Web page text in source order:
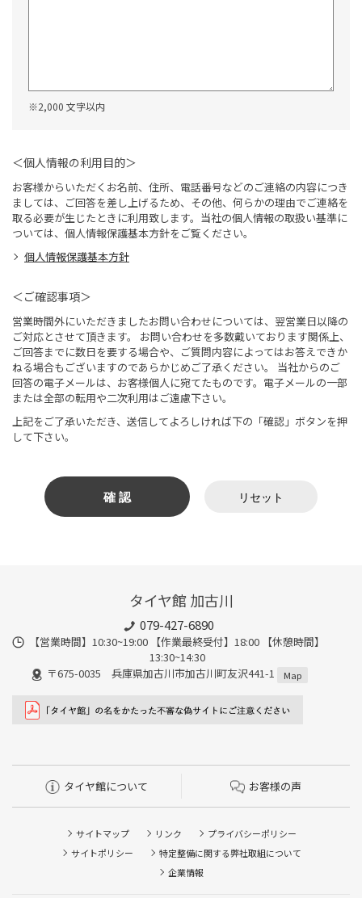
※2,000 文字以内
＜個人情報の利用目的＞
お客様からいただくお名前、住所、電話番号などのご連絡の内容につき
ましては、ご回答を差し上げるため、その他、何らかの理由でご連絡を
取る必要が生じたときに利用致します。当社の個人情報の取扱い基準に
ついては、個人情報保護基本方針をご覧ください。
個人情報保護基本方針
＜ご確認事項＞
営業時間外にいただきましたお問い合わせについては、翌営業日以降の
ご対応とさせて頂きます。 お問い合わせを多数戴いております関係上、
ご回答までに数日を要する場合や、ご質問内容によってはお答えできか
ねる場合もございますのであらかじめご了承ください。 当社からのご
回答の電子メールは、お客様個人に宛てたものです。電子メールの一部
または全部の転用や二次利用はご遠慮下さい。
上記をご了承いただき、送信してよろしければ下の「確認」ボタンを押
して下さい。
確 認
タイヤ館 加古川
079-427-6890
【営業時間】10:30~19:00 【作業最終受付】18:00 【休憩時間】
13:30~14:30
〒675-0035 兵庫県加古川市加古川町友沢441-1
Map
タイヤ館について お客様の声
サイトマップ リンク
プライバシーポリシー
サイトポリシー
特定整備に関する弊社取組について
企業情報